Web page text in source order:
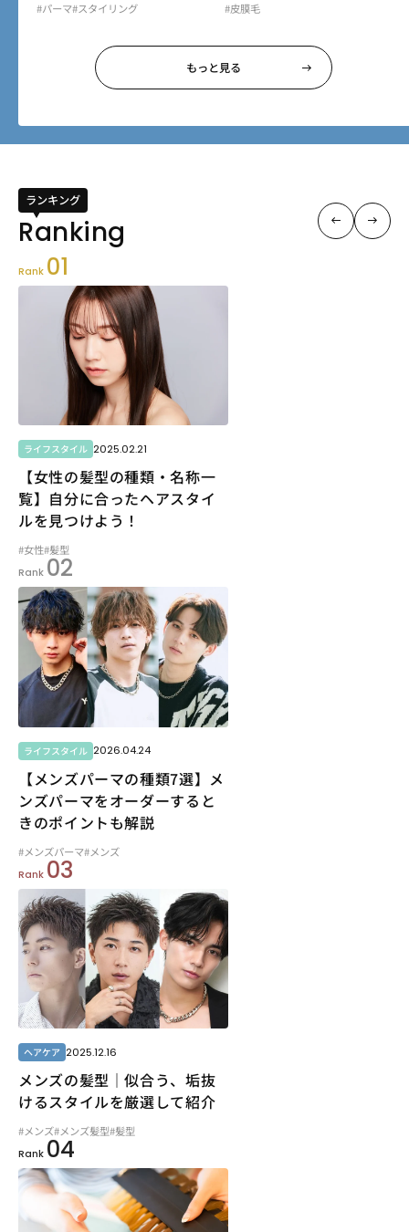
#パーマ#スタイリング #皮膜毛
もっと見る
ランキング
Rank 01
ライフスタイル 2025.02.21
【女性の髪型の種類・名称一
覧】自分に合ったヘアスタイ
ルを見つけよう！
#女性#髪型
Rank 02
ライフスタイル 2026.04.24
【メンズパーマの種類7選】メ
ンズパーマをオーダーすると
きのポイントも解説
#メンズパーマ#メンズ
Rank 03
ヘアケア 2025.12.16
メンズの髪型｜似合う、垢抜
けるスタイルを厳選して紹介
#メンズ#メンズ髪型#髪型
Rank 04